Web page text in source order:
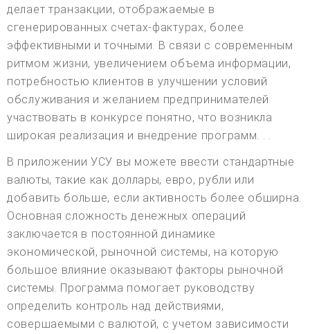
делает транзакции, отображаемые в
сгенерированных счетах-фактурах, более
эффективными и точными. В связи с современным
ритмом жизни, увеличением объема информации,
потребностью клиентов в улучшении условий
обслуживания и желанием предпринимателей
участвовать в конкурсе понятно, что возникла
широкая реализация и внедрение программ. . .
В приложении УСУ вы можете ввести стандартные
валюты, такие как доллары, евро, рубли или
добавить больше, если активность более обширна.
Основная сложность денежных операций
заключается в постоянной динамике
экономической, рыночной системы, на которую
большое влияние оказывают факторы рыночной
системы. Программа помогает руководству
определить контроль над действиями,
совершаемыми с валютой, с учетом зависимости